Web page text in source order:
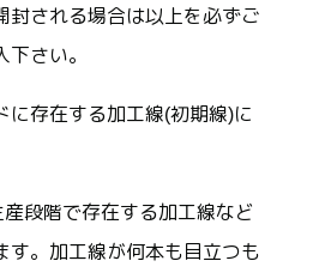
封される場合は以上を必ずご
さい。
に存在する加工線(初期線)に
段階で存在する加工線など
す。加工線が何本も目立つも